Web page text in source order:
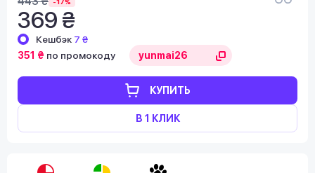
369 ₴
КУПИТЬ
В 1 КЛИК
Кешбэк 7 ₴
351 ₴ по промокоду